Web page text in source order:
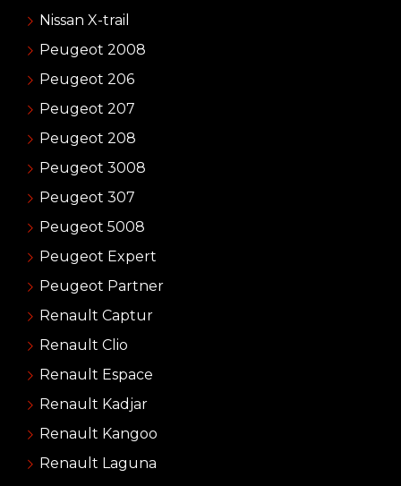
Nissan X-trail
Peugeot 2008
Peugeot 206
Peugeot 207
Peugeot 208
Peugeot 3008
Peugeot 307
Peugeot 5008
Peugeot Expert
Peugeot Partner
Renault Captur
Renault Clio
Renault Espace
Renault Kadjar
Renault Kangoo
Renault Laguna